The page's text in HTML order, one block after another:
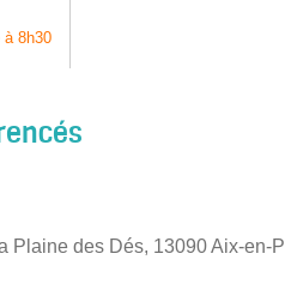
à 8h30
Plaine des Dés, 13090 Aix-en-